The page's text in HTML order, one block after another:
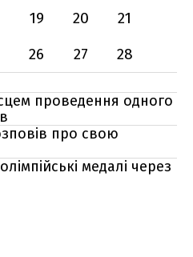
19 20
21
26 27 28
проведення одного
про свою
медалі через